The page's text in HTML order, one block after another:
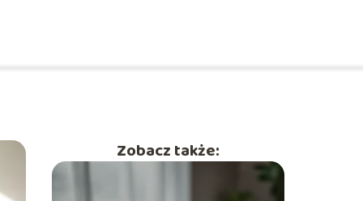
Zobacz także: